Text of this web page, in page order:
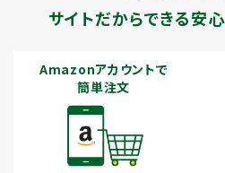
サイトだからできる安
Amazonアカウントで
簡単注文